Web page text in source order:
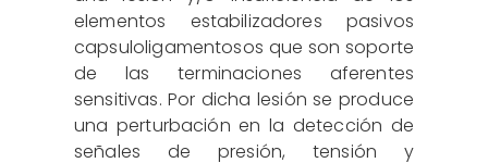
elementos estabilizadores pasivos
capsuloligamentosos que son soporte
de las terminaciones aferentes
sensitivas. Por dicha lesión se produce
una perturbación en la detección de
señales de presión, tensión y